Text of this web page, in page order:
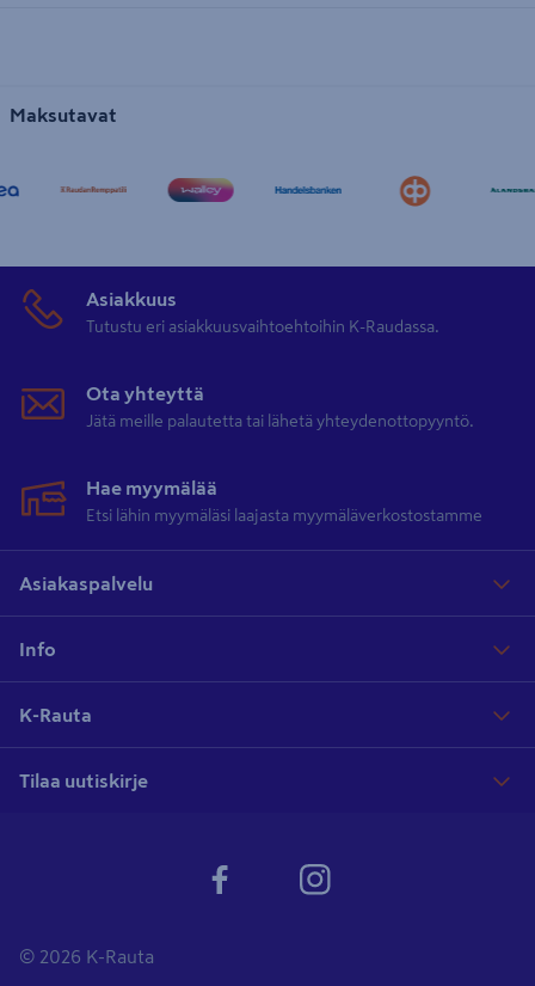
Maksutavat
Asiakkuus
Tutustu eri asiakkuusvaihtoehtoihin K-Raudassa.
Ota yhteyttä
Jätä meille palautetta tai lähetä yhteydenottopyyntö.
Hae myymälää
Etsi lähin myymäläsi laajasta myymäläverkostostamme
Asiakaspalvelu
Info
K-Rauta
Tilaa uutiskirje
© 2026 K-Rauta